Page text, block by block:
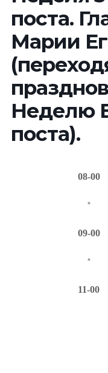
поста.
Марии
Неделю
поста).
08-00
*
09-00
*
11-00